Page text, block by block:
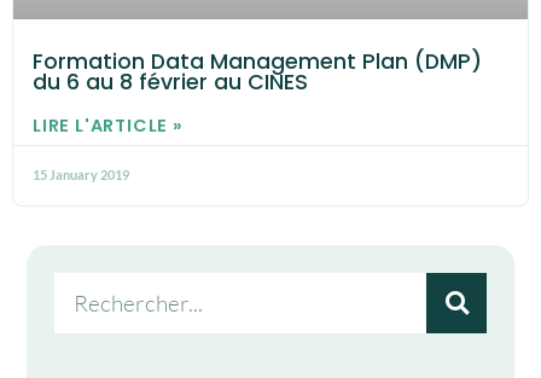
Formation Data Management Plan (DMP)
du 6 au 8 février au CINES
LIRE L'ARTICLE »
15 January 2019